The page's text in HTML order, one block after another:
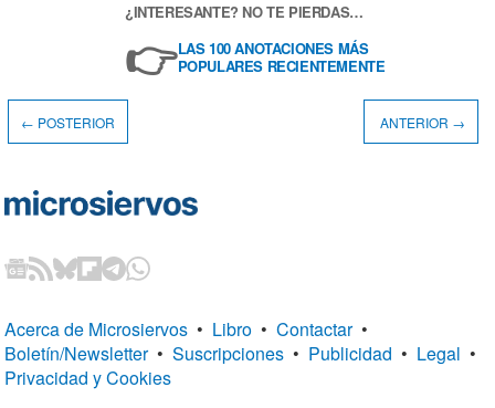
¿INTERESANTE? NO TE PIERDAS…
👉LAS 100 ANOTACIONES MÁS
POPULARES RECIENTEMENTE
← POSTERIOR ANTERIOR →
Acerca de Microsiervos • Libro • Contactar •
Boletín/Newsletter • Suscripciones • Publicidad • Legal •
Privacidad y Cookies